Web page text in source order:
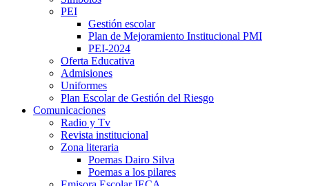
PEI
Gestión escolar
Plan de Mejoramiento Institucional PMI
PEI-2024
Oferta Educativa
Admisiones
Uniformes
Plan Escolar de Gestión del Riesgo
Comunicaciones
Radio y Tv
Revista institucional
Zona literaria
Poemas Dairo Silva
Poemas a los pilares